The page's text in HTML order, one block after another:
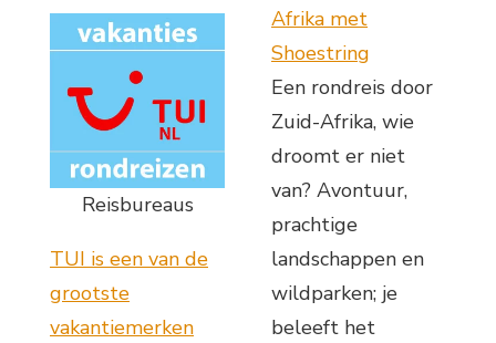
Reisbureaus
TUI is een van de
grootste
vakantiemerken
Afrika met
Shoestring
Een rondreis door
Zuid-Afrika, wie
droomt er niet
van? Avontuur,
prachtige
landschappen en
wildparken; je
beleeft het